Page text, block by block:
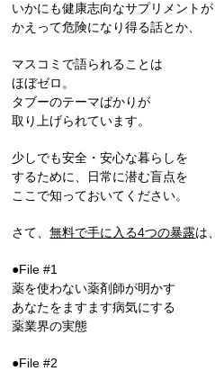
いかにも健康志向なサプリメントが
かえって危険になり得る話とか、
マスコミで語られることは
ほぼゼロ。
タブーのテーマばかりが
取り上げられています。
少しでも安全・安心な暮らしを
するために、日常に潜む盲点を
ここで知っておいてください。
さて、無料で手に入る4つの暴露は、
●File #1
薬を使わない薬剤師が明かす
あなたをますます病気にする
薬業界の実態
●File #2